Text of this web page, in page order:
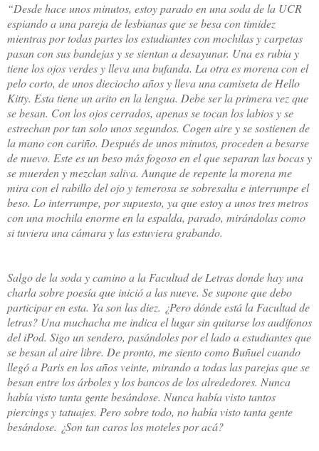
“Desde hace unos minutos, estoy parado en una soda de la UCR
espiando a una pareja de lesbianas que se besa con timidez
mientras por todas partes los estudiantes con mochilas y carpetas
pasan con sus bandejas y se sientan a desayunar. Una es rubia y
tiene los ojos verdes y lleva una bufanda. La otra es morena con el
pelo corto, de unos dieciocho años y lleva una camiseta de Hello
Kitty. Esta tiene un arito enla lengua. Debeser la primera vez que
se besan. Con los ojos cerrados, apenas se tocan los labios y se
estrechan por tan solo unos segundos. Cogen aire y se sostienen de
la mano con cariño. Después de unos minutos, proceden a besarse
de nuevo. Este es un beso más fogoso en el que separan las bocas y
se muerden y mezclan saliva. Aunque de repente la morena me
mira con el rabillo del ojo y temerosa se sobresalta e interrumpe el
beso. Lo interrumpe, por supuesto, ya que estoy a unos tres metros
con una mochila enorme en la espalda, parado, mirándolas como
si tuviera una cámara y las estuviera grabando.
Salgo de la soda y camino a la Facultad de Letras donde hay una
charla sobre poesía que inició a las nueve. Se supone que debo
participar en esta. Ya son las diez. ¿Pero dónde está la Facultad de
letras? Una muchacha me indica el lugar sin quitarse los audífonos
del iPod. Sigo un sendero, pasándoles por el lado a estudiantes que
se besan al aire libre. De pronto, me siento como Buñuel cuando
llegó a Paris en los años veinte, mirando a todas las parejas que se
besan entre los árboles y los bancos de los alrededores. Nunca
había visto tanta gente besándose. Nunca había visto tantos
piercings y tatuajes. Pero sobre todo, no había visto tanta gente
besándose. ¿Son tan caros los moteles por acá?